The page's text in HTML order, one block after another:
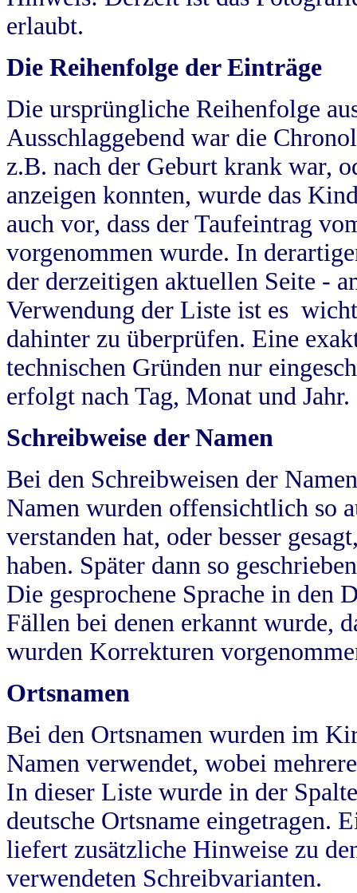
erlaubt.
Die Reihenfolge der Einträge
Die ursprüngliche Reihenfolge
Ausschlaggebend war die
z.B. nach der Geburt krank war,
anzeigen konnten, wurde das
auch vor, dass der Taufeintrag
vorgenommen wurde. In
der derzeitigen aktuellen Seite -
Verwendung der Liste ist es
dahinter zu überprüfen. Eine
technischen Gründen nur
erfolgt nach Tag, Monat und Jahr.
Schreibweise der Namen
Bei den Schreibweisen der
Namen wurden offensichtlich so
verstanden hat, oder besser
haben. Später dann so
Die gesprochene Sprache in
Fällen bei denen erkannt wurde,
wurden Korrekturen
Ortsnamen
Bei den Ortsnamen wurden im
Namen verwendet, wobei
In dieser Liste wurde in der
deutsche Ortsname eingetragen.
liefert zusätzliche Hinweise zu
verwendeten Schreibvarianten.